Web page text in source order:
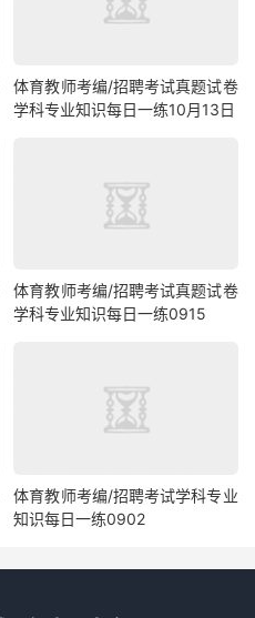
体育教师考编/招聘考试真题试卷
学科专业知识每日一练10月13日
体育教师考编/招聘考试真题试卷
学科专业知识每日一练0915
体育教师考编/招聘考试学科专业
知识每日一练0902